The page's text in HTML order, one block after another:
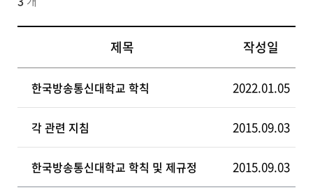
제목 작성일
한국방송통신대학교 학칙 2022.01.05
각 관련 지침 2015.09.03
한국방송통신대학교 학칙 및 제규정 2015.09.03